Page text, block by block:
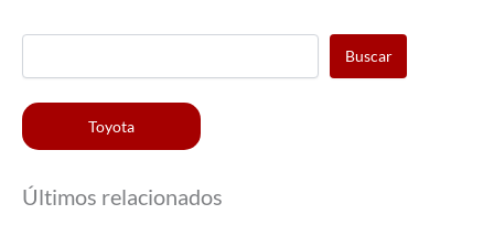
Buscar
Toyota
Últimos relacionados